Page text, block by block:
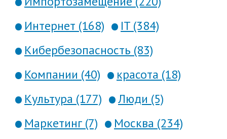
Интернет (168)
IT (384)
Кибербезопасность (83)
Компании (40)
красота (18)
Культура (177)
Люди (5)
Маркетинг (7)
Москва (234)